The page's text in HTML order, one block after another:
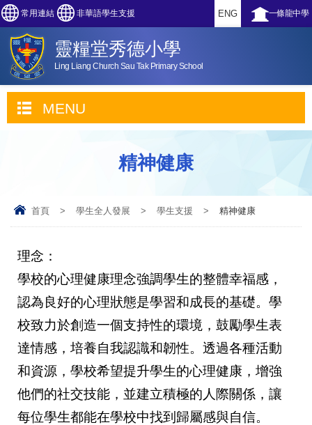
常用連結 非華語學生支援 一條龍中學
ENG
靈糧堂秀德小學
Ling Liang Church Sau Tak Primary School
MENU
精神健康
首頁 > 學生全人發展 > 學生支援 > 精神健康
理念：
學校的心理健康理念強調學生的整體幸福感，
認為良好的心理狀態是學習和成長的基礎。學
校致力於創造一個支持性的環境，鼓勵學生表
達情感，培養自我認識和韌性。透過各種活動
和資源，學校希望提升學生的心理健康，增強
他們的社交技能，並建立積極的人際關係，讓
每位學生都能在學校中找到歸屬感與自信。